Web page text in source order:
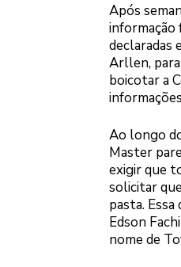
Após
informação
declaradas
Arllen, para
boicotar a
Ao longo
Master
exigir que
solicitar
pasta.
Edson
nome de